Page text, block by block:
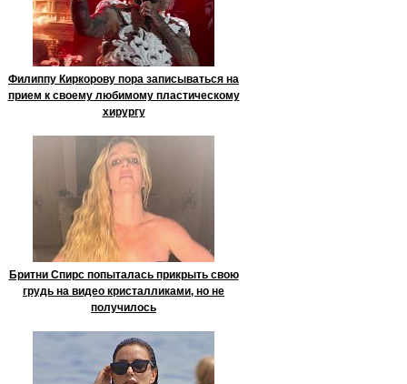
Филиппу Киркорову пора записываться на
прием к своему любимому пластическому
хирургу
Бритни Спирс попыталась прикрыть свою
грудь на видео кристалликами, но не
получилось